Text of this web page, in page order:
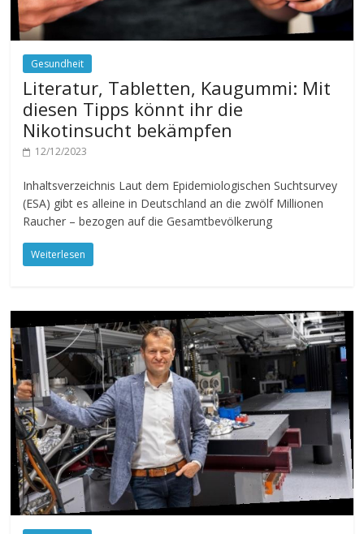
Gesundheit
Literatur, Tabletten, Kaugummi: Mit
diesen Tipps könnt ihr die
Nikotinsucht bekämpfen
12/12/2023
Inhaltsverzeichnis Laut dem Epidemiologischen Suchtsurvey
(ESA) gibt es alleine in Deutschland an die zwölf Millionen
Raucher – bezogen auf die Gesamtbevölkerung
Weiterlesen